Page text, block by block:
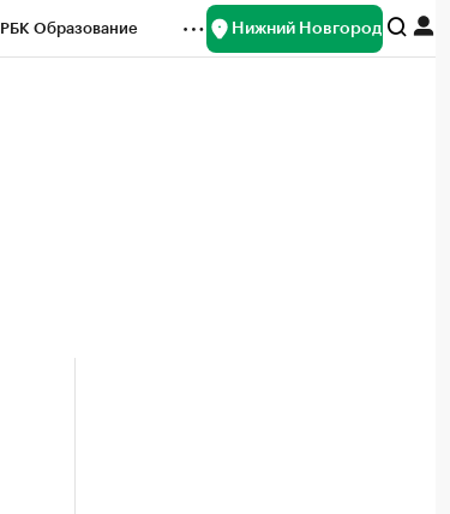
РБК Образование Нижний Новгород